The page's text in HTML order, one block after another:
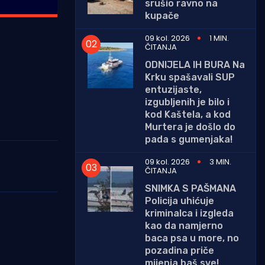
srušio ravno na
kupače
09 kol. 2026
1 MIN.
ČITANJA
ODNIJELA IH BURA Na
Krku spašavali SUP
entuzijaste,
izgubljenih je bilo i
kod Kaštela, a kod
Murtera je došlo do
pada s gumenjaka!
09 kol. 2026
3 MIN.
ČITANJA
SNIMKA S PAŠMANA
Policija uhićuje
kriminalca i izgleda
kao da namjerno
baca psa u more, no
pozadina priče
mijenja baš sve!